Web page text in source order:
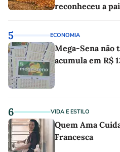
reconheceu a
5 ECONOMIA
Mega-Sena não
acumula em R$
6 VIDA E ESTILO
Quem Ama
Francesca